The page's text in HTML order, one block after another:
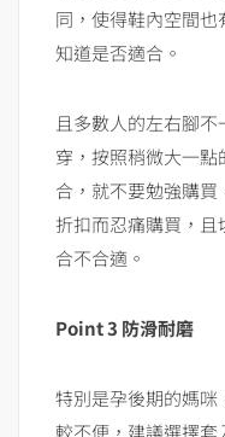
同，使得鞋內空間
知道是否適合。
且多數人的左右腳
穿，按照稍微大一
合，就不要勉強購
折扣而忍痛購買，
合不合適。
Point 3 防滑耐磨
特別是孕後期的媽
較不便，建議選擇套